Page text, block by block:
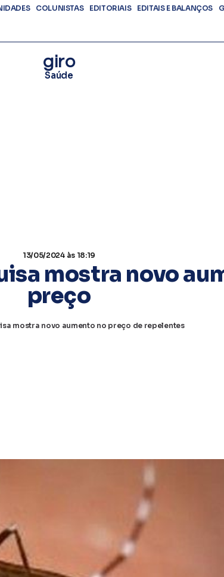
COLUNISTAS EDITORIAIS EDITAIS E BALANÇOS
giro
Saúde
13/05/2024às 18:19
mostra novo
preço
mostra novo aumento no preço de repelentes